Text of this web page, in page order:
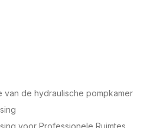
van de hydraulische pompkamer
voor Professionele Ruimtes